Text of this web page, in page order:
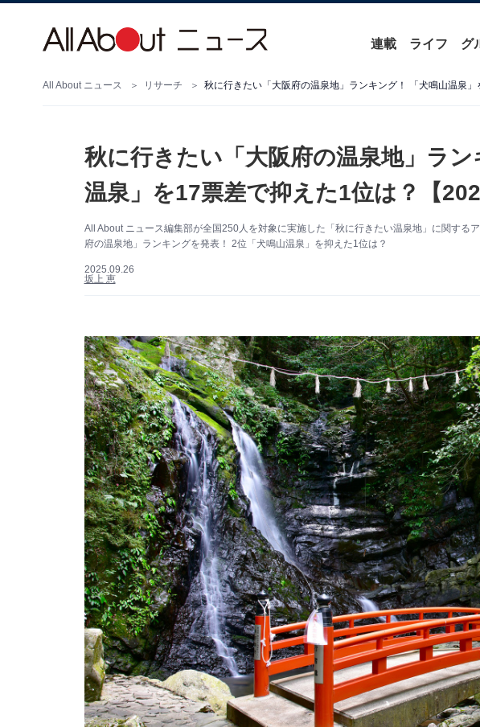
連載 ライフ グ
All About ニュース リサーチ 秋に行きたい「大阪府の温泉地」ランキング！ 「犬鳴山温泉
秋に行きたい「大阪府の温泉地」ラ
温泉」を17票差で抑えた1位は？【
All About ニュース編集部が全国250人を対象に実施した「秋に行きたい温泉地」に関する
府の温泉地」ランキングを発表！ 2位「犬鳴山温泉」を抑えた1位は？
2025.09.26
坂上 恵